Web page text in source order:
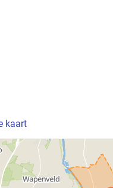
kaart